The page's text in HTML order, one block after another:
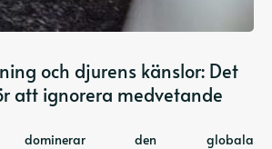
och djurens känslor: Det
att ignorera medvetande
dominerar den globala